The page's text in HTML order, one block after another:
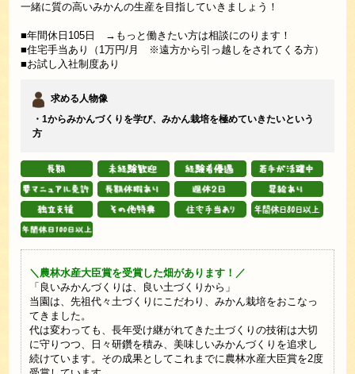
一緒に質の高いみかんの生産を目指していきましょう！
■年間休日105日 →もっと働きたい方は相談にのります！
■住宅手当あり（1万円/月 ※遠方から引っ越しをされてくる方）
■お試し入社制度あり
求める人物像
・1からみかんづくりを学び、みかん栽培を極めていきたいという
方
＼農林水産大臣賞を受賞した畑があります！／
「良いみかんづくりは、良い土づくりから」
当園は、先祖代々土づくりにこだわり、みかん栽培をおこなっ
てきました。
代は変わっても、長年受け継がれてきた土づくりの技術は大切
に守りつつ、日々研鑽を積み、美味しいみかんづくりを追求し
続けています。その成果としてこれまでに農林水産大臣賞を2度